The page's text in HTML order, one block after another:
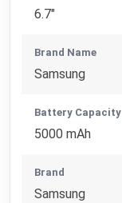
6.7"
Brand Name
Samsung
Battery Capacity
5000 mAh
Brand
Samsung